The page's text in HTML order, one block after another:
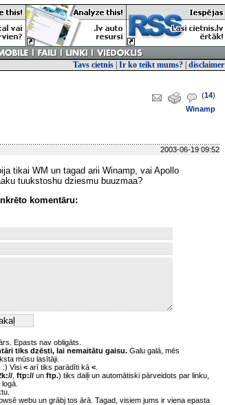
Tavs cietnis Ir ko teikt mums? disclaimer
(14)
Winamp
2003-06-19 09:52
tikai WM un tagad arii Winamp, vai Apollo
tuukstoshu dziesmu buuzmaa?
komentāru:
Epasts nav obligāts.
tiks dzēsti, lai nemaitātu gaisu. Galu galā, mēs
mūsu lasītāji.
:) Visi < arī tiks parādīti kā <
ftp:// un ftp.) tiks daiļi un automātiski pārveidots par linku,
webu un grābj tos ārā. Tagad, visiem jums ir viena epasta